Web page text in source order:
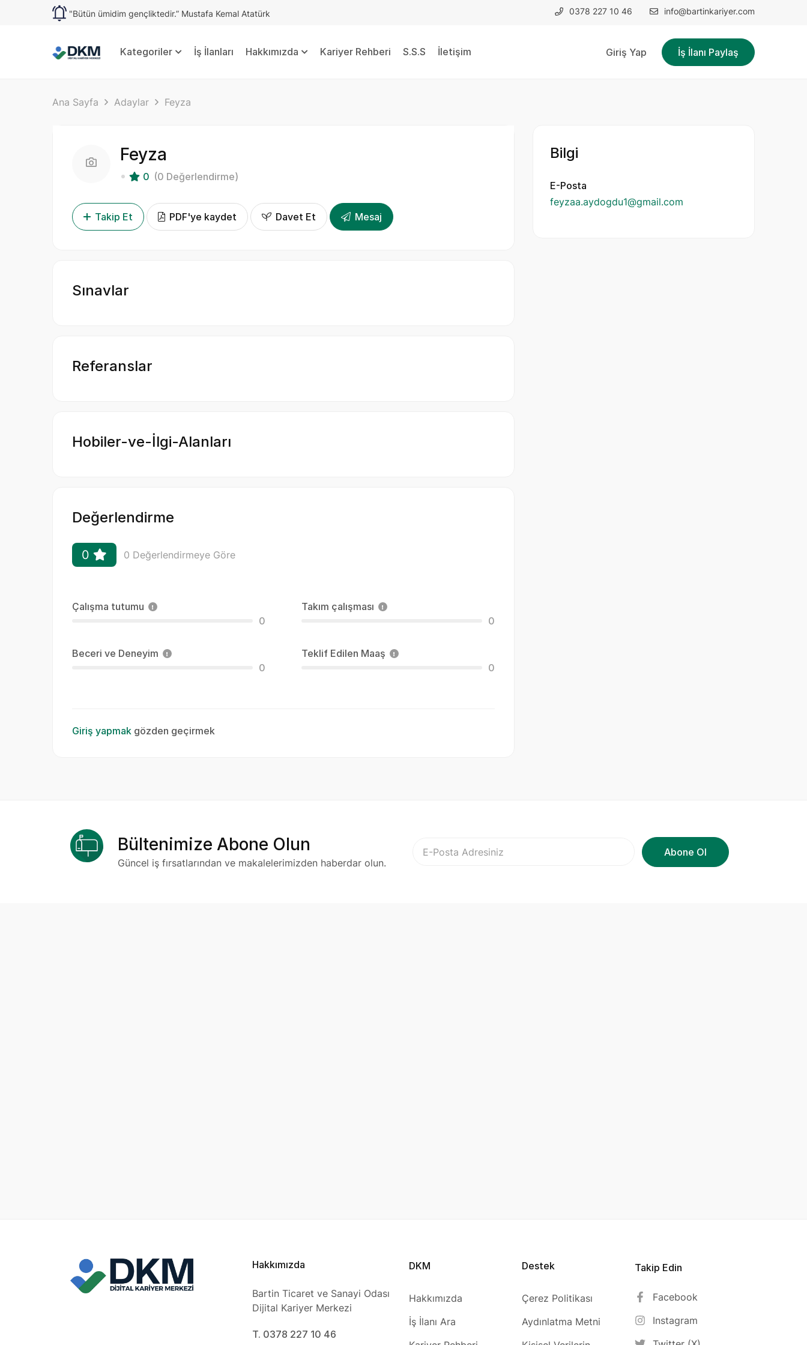
"Bütün ümidim gençliktedir.” Mustafa Kemal Atatürk 0378 227 10 46 info@bartinkariyer.com
Kategoriler İş İlanları Hakkımızda Kariyer Rehberi S.S.S İletişim Giriş Yap İş İlanı Paylaş
Ana Sayfa Adaylar Feyza
Feyza
0 (0 Değerlendirme)
Takip Et PDF'ye kaydet Davet Et Mesaj
Sınavlar
Referanslar
Hobiler-ve-İlgi-Alanları
Değerlendirme
0 0 Değerlendirmeye Göre
Çalışma tutumu
0
Takım çalışması
0
Beceri ve Deneyim
0
Teklif Edilen Maaş
0
Giriş yapmak gözden geçirmek
Bilgi
E-Posta
feyzaa.aydogdu1@gmail.com
Bültenimize Abone Olun
Güncel iş fırsatlarından ve makalelerimizden haberdar olun.
Hakkımızda
Bartin Ticaret ve Sanayi Odası
Dijital Kariyer Merkezi
T. 0378 227 10 46
DKM
Hakkımızda
İş İlanı Ara
Destek
Çerez Politikası
Aydınlatma Metni
Takip Edin
Facebook
Instagram